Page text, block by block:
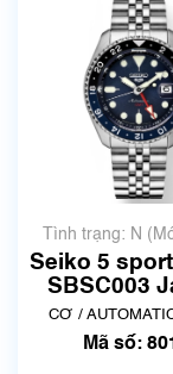
Tình trạng: N
chưa qua sử
Seiko 5
SBSC003
Domestic
(SSK003) |
CƠ /
Mã số: